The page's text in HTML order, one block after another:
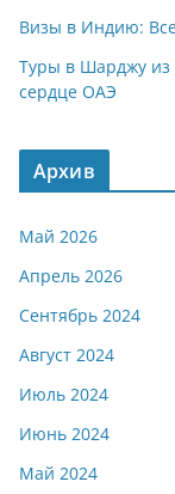
Визы в Индию:
Туры в Шарджу из
сердце ОАЭ
Архив
Май 2026
Апрель 2026
Сентябрь 2024
Август 2024
Июль 2024
Июнь 2024
Май 2024